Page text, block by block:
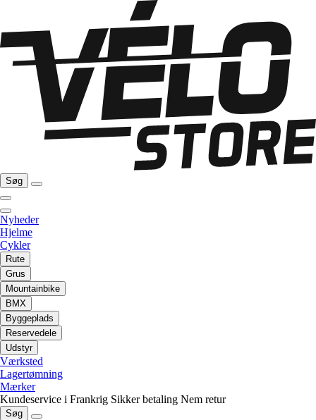
Søg
Nyheder
Hjelme
Cykler
Rute
Grus
Mountainbike
BMX
Byggeplads
Reservedele
Udstyr
Værksted
Lagertømning
Mærker
Kundeservice i Frankrig Sikker betaling Nem retur
Søg